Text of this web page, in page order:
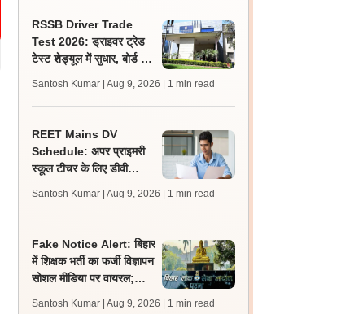
RSSB Driver Trade
Test 2026: ड्राइवर ट्रेड
टेस्ट शेड्यूल में सुधार, बोर्ड ने
Santosh Kumar | Aug 9, 2026 | 1 min read
REET Mains DV
Schedule: अपर प्राइमरी
स्कूल टीचर के लिए डीवी
प्रक्रिया 12 अगस्त से शुरू
Santosh Kumar | Aug 9, 2026 | 1 min read
Fake Notice Alert: बिहार
में शिक्षक भर्ती का फर्जी विज्ञापन
सोशल मीडिया पर वायरल;
Santosh Kumar | Aug 9, 2026 | 1 min read